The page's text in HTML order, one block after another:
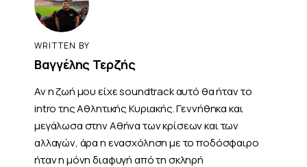
WRITTEN BY
Βαγγέλης Τερζής
Αν η ζωή μου είχε soundtrack αυτό θα ήταν το
intro της Αθλητικής Κυριακής. Γεννήθηκα και
μεγάλωσα στην Αθήνα των κρίσεων και των
αλλαγών, άρα η ενασχόληση με το ποδόσφαιρο
ήταν η μόνη διαφυγή από τη σκληρή